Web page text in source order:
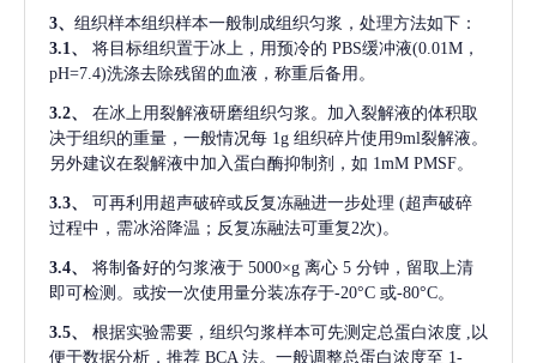
3、 组织样本组织样本一般制成组织匀浆，处理方法如下：
3.1、
将目标组织置于冰上，用预冷的 PBS缓冲液(0.01M，
pH=7.4)洗涤去除残留的血液，称重后备用。
3.2、
在冰上用裂解液研磨组织匀浆。加入裂解液的体积取
决于组织的重量，一般情况每 1g 组织碎片使用9ml裂解液。
另外建议在裂解液中加入蛋白酶抑制剂，如 1mM PMSF。
3.3、 可再利用超声破碎或反复冻融进一步处理 (超声破碎
过程中，需冰浴降温；反复冻融法可重复2次)。
3.4、 将制备好的匀浆液于 5000×g 离心 5 分钟，留取上清
即可检测。或按一次使用量分装冻存于-20°C 或-80°C。
3.5、 根据实验需要，组织匀浆样本可先测定总蛋白浓度
,以
便于数据分析，推荐 BCA 法。一般调整总蛋白浓度至 1-